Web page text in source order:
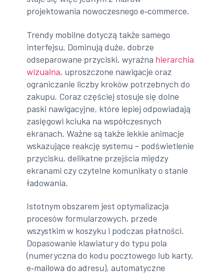
projektowania nowoczesnego e‑commerce.
Trendy mobilne dotyczą także samego
interfejsu. Dominują duże, dobrze
odseparowane przyciski, wyraźna hierarchia
wizualna, uproszczone nawigacje oraz
ograniczanie liczby kroków potrzebnych do
zakupu. Coraz częściej stosuje się dolne
paski nawigacyjne, które lepiej odpowiadają
zasięgowi kciuka na współczesnych
ekranach. Ważne są także lekkie animacje
wskazujące reakcję systemu – podświetlenie
przycisku, delikatne przejścia między
ekranami czy czytelne komunikaty o stanie
ładowania.
Istotnym obszarem jest optymalizacja
procesów formularzowych, przede
wszystkim w koszyku i podczas płatności.
Dopasowanie klawiatury do typu pola
(numeryczna do kodu pocztowego lub karty,
e‑mailowa do adresu), automatyczne